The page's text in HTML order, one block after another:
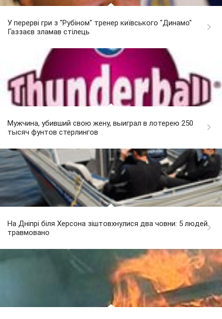
У перерві гри з "Рубіном" тренер київського "Динамо"
Газзаєв зламав стілець
Мужчина, убивший свою жену, выиграл в лотерею 250
тысяч фунтов стерлингов
На Дніпрі біля Херсона зіштовхнулися два човни: 5 людей
травмовано